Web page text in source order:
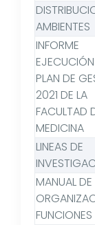
AMBIENTES
INFORME
PLAN DE
2021 DE LA
FACULTAD
MEDICINA
LINEAS DE
MANUAL DE
FUNCIONES